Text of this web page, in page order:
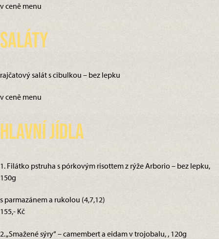
v ceně menu
Saláty
rajčatový salát s cibulkou – bez lepku
v ceně menu
Hlavní jídla
1. Filátko pstruha s pórkovým risottem z rýže Arborio – bez lepku,
150g
s parmazánem a rukolou (4,7,12)
155,- Kč
2. „Smažené sýry“ – camembert a eidam v trojobalu, , 120g